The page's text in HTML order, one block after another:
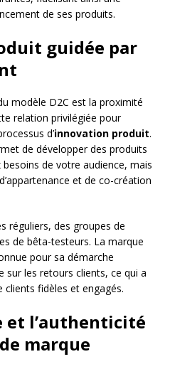
de ses produits.
guidée par
modèle D2C est la proximité
relation privilégiée pour
d’innovation produit.
de développer des produits
de votre audience, mais
et de co-création
réguliers, des groupes de
de bêta-testeurs. La marque
pour sa démarche
sur les retours clients, ce qui a
fidèles et engagés.
et l’authenticité
marque